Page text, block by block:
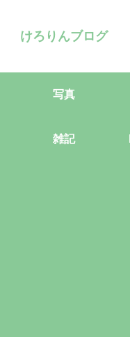
けろりんブログ
写真
雑記